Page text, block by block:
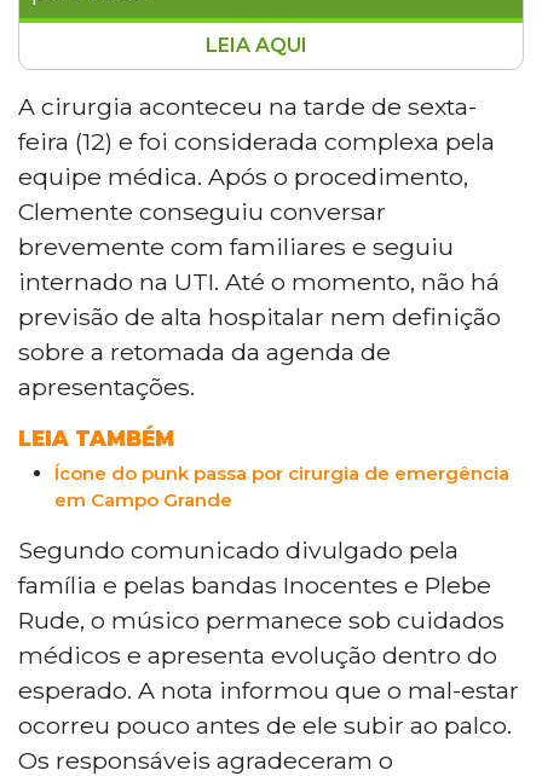
O músico Clemente Nascimento, de 62
anos, foi desentubado e apresenta
quadro estável após cirurgia cardíaca de
emergência realizada na Santa Casa de
Campo Grande. O artista passou mal
momentos antes de um show no
Araunafest, na noite de quinta-feira,
sendo prontamente atendido e
encaminhado ao hospital. Figura central
do punk rock brasileiro desde os anos
1970, Clemente é fundador da banda
Inocentes e integra a Plebe Rude desde
2004. O músico também teve carreira
relevante na mídia, dirigindo programas
na TV Cultura e atualmente comanda o
programa Filhos da Pátria na rádio Kiss
LEIA AQUI
A cirurgia aconteceu na tarde de sexta-
feira (12) e foi considerada complexa pela
equipe médica. Após o procedimento,
Clemente conseguiu conversar
brevemente com familiares e seguiu
internado na UTI. Até o momento, não há
previsão de alta hospitalar nem definição
sobre a retomada da agenda de
apresentações.
LEIA TAMBÉM
Ícone do punk passa por cirurgia de emergência
em Campo Grande
Segundo comunicado divulgado pela
família e pelas bandas Inocentes e Plebe
Rude, o músico permanece sob cuidados
médicos e apresenta evolução dentro do
esperado. A nota informou que o mal-estar
ocorreu pouco antes de ele subir ao palco.
Os responsáveis agradeceram o